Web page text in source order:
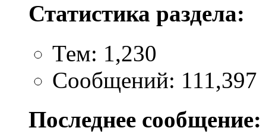
Статистика раздела:
Тем: 1,230
Сообщений: 111,397
Последнее сообщение: